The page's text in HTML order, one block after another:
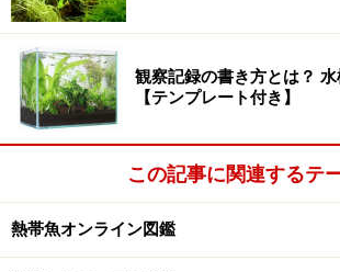
観察記録の書き方とは？ 水
【テンプレート付き】
この記事に関連するテ
熱帯魚オンライン図鑑